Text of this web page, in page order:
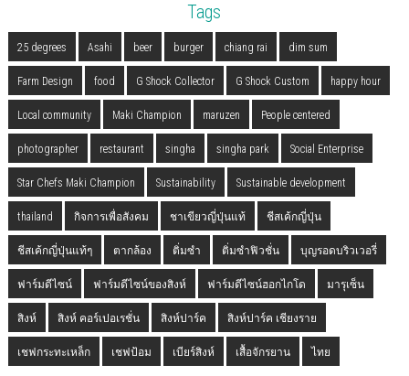
Tags
25 degrees Asahi beer burger chiang rai dim sum
Farm Design food G Shock Collector G Shock Custom happy hour
Local community Maki Champion maruzen People centered
photographer restaurant singha singha park Social Enterprise
Star Chefs Maki Champion Sustainability Sustainable development
thailand กิจการเพื่อสังคม ชาเขียวญี่ปุ่นแท้ ชีสเค้กญี่ปุ่น
ชีสเค้กญี่ปุ่นแท้ๆ ตากล้อง ติ่มซำ ติ่มซำฟิวชั่น บุญรอดบริวเวอรี่
ฟาร์มดีไซน์ ฟาร์มดีไซน์ของสิงห์ ฟาร์มดีไซน์ฮอกไกโด มารุเซ็น
สิงห์ สิงห์ คอร์เปอเรชั่น สิงห์ปาร์ค สิงห์ปาร์ค เชียงราย
เชฟกระทะเหล็ก เชฟป้อม เบียร์สิงห์ เสื้อจักรยาน ไทย